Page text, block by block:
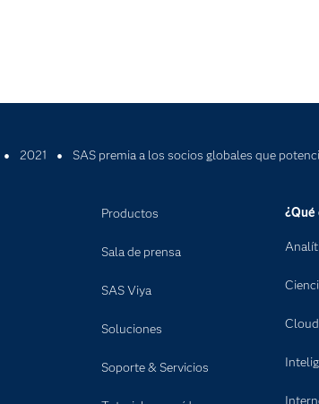
2021 SAS premia a los socios globales que
Productos
Sala de prensa
SAS Viya
Soluciones
Soporte & Servicios
¿Qué